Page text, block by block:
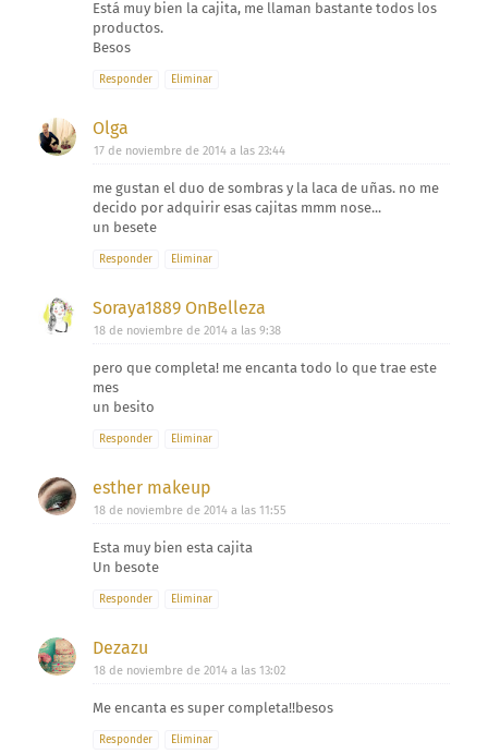
Está muy bien la cajita, me llaman bastante todos los
productos.
Besos
Responder Eliminar
Olga
17 de noviembre de 2014 a las 23:44
me gustan el duo de sombras y la laca de uñas. no me
decido por adquirir esas cajitas mmm nose...
un besete
Responder Eliminar
Soraya1889 OnBelleza
18 de noviembre de 2014 a las 9:38
pero que completa! me encanta todo lo que trae este
mes
un besito
Responder Eliminar
esther makeup
18 de noviembre de 2014 a las 11:55
Esta muy bien esta cajita
Un besote
Responder Eliminar
Dezazu
18 de noviembre de 2014 a las 13:02
Me encanta es super completa!!besos
Responder Eliminar